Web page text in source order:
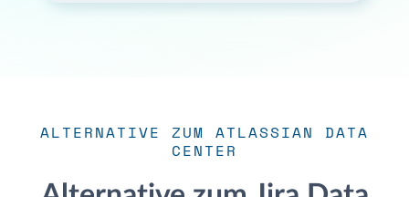
ALTERNATIVE ZUM ATLASSIAN DATA
CENTER